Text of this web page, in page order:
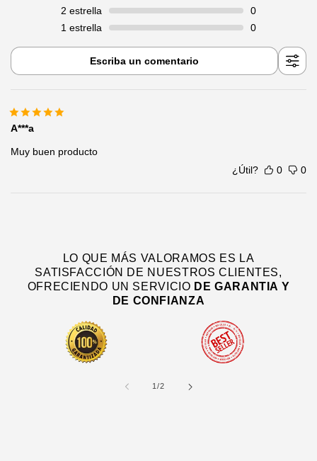
2 estrella
0
1 estrella 0
Escriba un comentario
A***a
Muy buen producto
¿Útil?
0 0
LO QUE MÁS VALORAMOS ES LA
SATISFACCIÓN DE NUESTROS CLIENTES,
OFRECIENDO UN SERVICIO DE GARANTIA Y
DE CONFIANZA
1/de
2